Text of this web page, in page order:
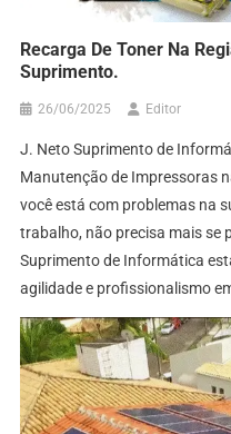
Recarga De Toner Na
Suprimento.
26/06/2025 Editor
J. Neto Suprimento de
Manutenção de Impressoras
você está com problemas na
trabalho, não precisa mais se
Suprimento de Informática
agilidade e profissionalismo